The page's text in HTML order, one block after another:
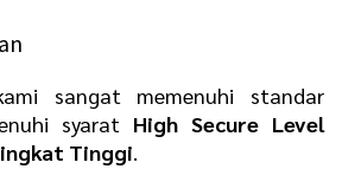
sangat memenuhi standar
syarat High Secure Level
Tinggi.